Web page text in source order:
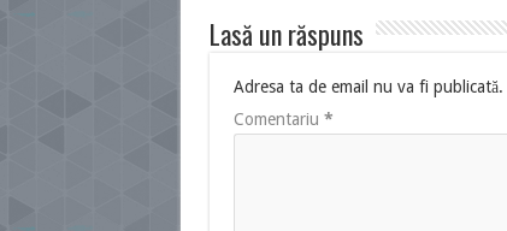
Lasă un răspuns
Adresa ta de email nu va fi publicată.
Comentariu *